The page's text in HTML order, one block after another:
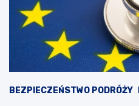
BEZPIECZEŃSTWO PODRÓŻY